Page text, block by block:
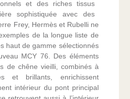
et des riches tissus
sophistiquée avec des
Frey, Hermès et Rubelli ne
de la longue liste de
haut de gamme sélectionnés
MCY 76. Des éléments
de chêne vieilli, combinés à
et brillants, enrichissent
intérieur du pont principal